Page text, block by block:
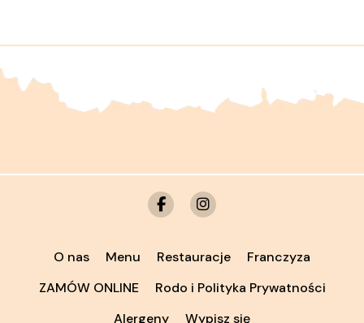
O nas Menu Restauracje
Franczyza
ZAMÓW ONLINE
Rodo i Polityka Prywatności
Alergeny
Wypisz się